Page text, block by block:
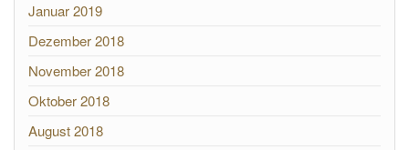
Januar 2019
Dezember 2018
November 2018
Oktober 2018
August 2018